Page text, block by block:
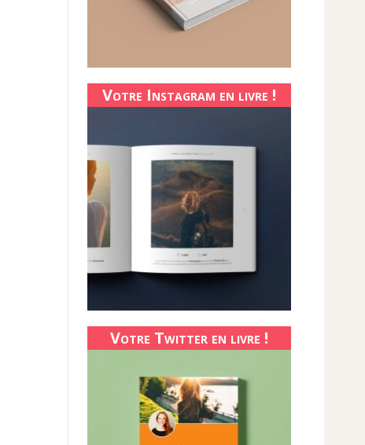
Votre Instagram en livre !
Votre Twitter en livre !